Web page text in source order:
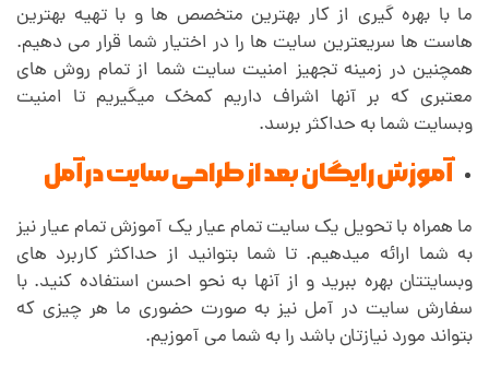
ما با بهره گیری از کار بهترین متخصص ها و با تهیه بهترین
هاست ها سریعترین سایت ها را در اختیار شما قرار می دهیم.
همچنین در زمینه تجهیز امنیت سایت شما از تمام روش های
معتبری که بر آنها اشراف داریم کمخک میگیریم تا امنیت
وبسایت شما به حداکثر برسد.
آموزش رایگان بعد از طراحی سایت در آمل
ما همراه با تحویل یک سایت تمام عیار یک آموزش تمام عیار نیز
به شما ارائه میدهیم. تا شما بتوانید از حداکثر کاربرد های
وبسایتتان بهره ببرید و از آنها به نحو احسن استفاده کنید. با
سفارش سایت در آمل نیز به صورت حضوری ما هر چیزی که
بتواند مورد نیازتان باشد را به شما می آموزیم.